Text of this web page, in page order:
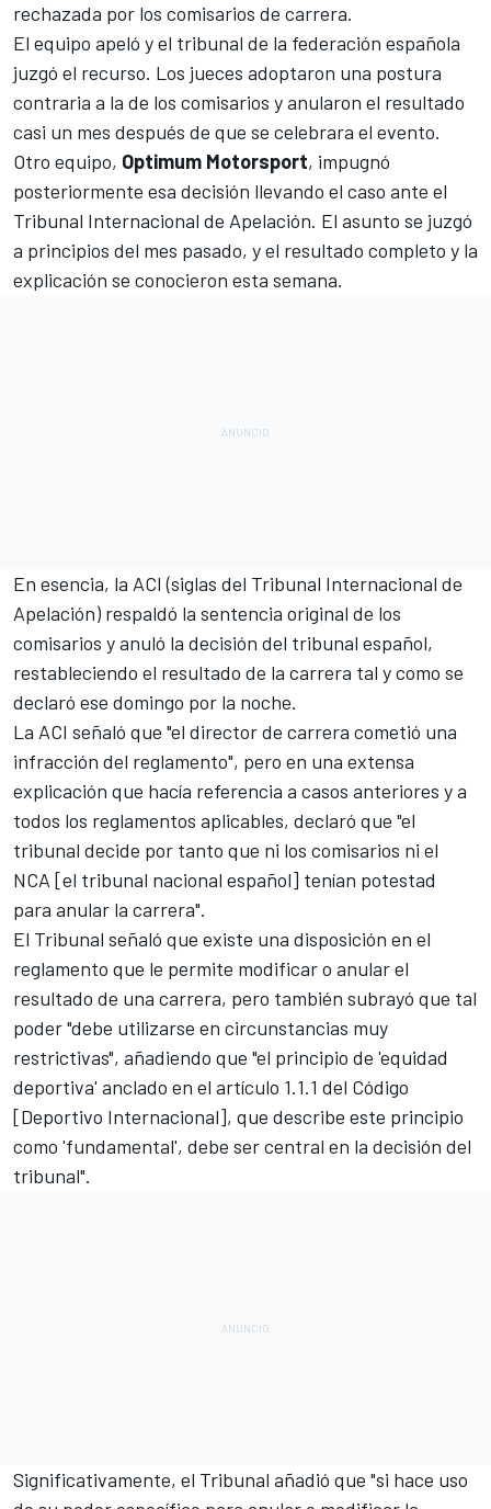
rechazada por los comisarios de carrera.
El equipo apeló y el tribunal de la federación española
juzgó el recurso. Los jueces adoptaron una postura
contraria a la de los comisarios y anularon el resultado
casi un mes después de que se celebrara el evento.
Otro equipo, Optimum Motorsport, impugnó
posteriormente esa decisión llevando el caso ante el
Tribunal Internacional de Apelación. El asunto se juzgó
a principios del mes pasado, y el resultado completo y la
explicación se conocieron esta semana.
En esencia, la ACI (siglas del Tribunal Internacional de
Apelación) respaldó la sentencia original de los
comisarios y anuló la decisión del tribunal español,
restableciendo el resultado de la carrera tal y como se
declaró ese domingo por la noche.
La ACI señaló que "el director de carrera cometió una
infracción del reglamento", pero en una extensa
explicación que hacía referencia a casos anteriores y a
todos los reglamentos aplicables, declaró que "el
tribunal decide por tanto que ni los comisarios ni el
NCA [el tribunal nacional español] tenían potestad
para anular la carrera".
El Tribunal señaló que existe una disposición en el
reglamento que le permite modificar o anular el
resultado de una carrera, pero también subrayó que tal
poder "debe utilizarse en circunstancias muy
restrictivas", añadiendo que "el principio de 'equidad
deportiva' anclado en el artículo 1.1.1 del Código
[Deportivo Internacional], que describe este principio
como 'fundamental', debe ser central en la decisión del
tribunal".
Significativamente, el Tribunal añadió que "si hace uso